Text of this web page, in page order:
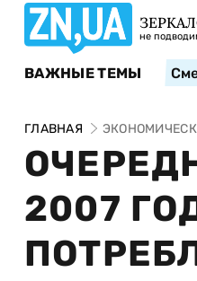
не
ВАЖНЫЕ ТЕМЫ
ГЛАВНАЯ
2007